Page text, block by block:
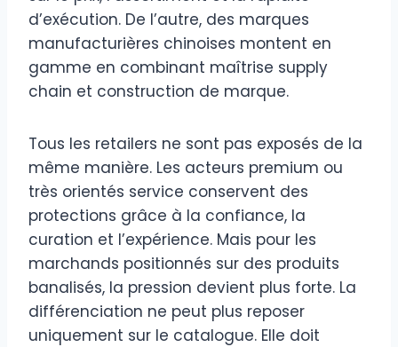
d’exécution. De l’autre, des marques
manufacturières chinoises montent en
gamme en combinant maîtrise supply
chain et construction de marque.
Tous les retailers ne sont pas exposés de la
même manière. Les acteurs premium ou
très orientés service conservent des
protections grâce à la confiance, la
curation et l’expérience. Mais pour les
marchands positionnés sur des produits
banalisés, la pression devient plus forte. La
différenciation ne peut plus reposer
uniquement sur le catalogue. Elle doit